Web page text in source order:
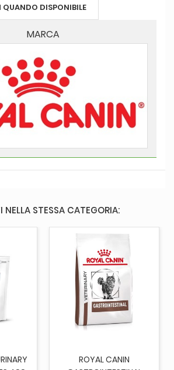
DISPONIBILE
MARCA
NELLA STESSA CATEGORIA:
ROYAL CANIN